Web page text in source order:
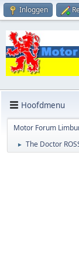
Inloggen
Hoofdmenu
Motor Forum
► The Doctor